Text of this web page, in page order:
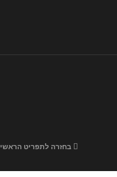
בחזרה לתפריט הראשי